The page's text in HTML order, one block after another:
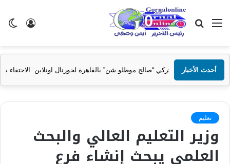
تسجيل
القائمة بحث
عن
أحدث الأخبار
موطلو شن” بالقاهرة لجورنال اونلاين: الاحتفاء بمحمد صلاح يعبر عن تقارب
تعليم
وزير التعليم العالي والبحث
العلمي يبحث إنشاء فرع